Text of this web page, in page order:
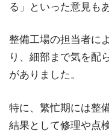
る」といった意見も
整備工場の担当者に
り、細部まで気を配
がありました。
特に、繁忙期には整
結果として修理や点